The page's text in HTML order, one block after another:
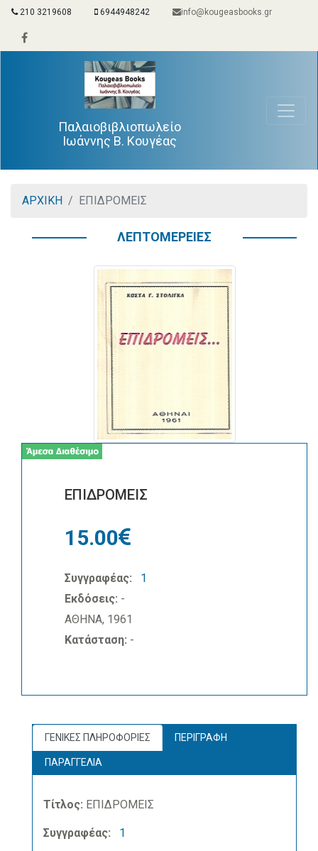
210 3219608 6944948242 info@kougeasbooks.gr
Παλαιοβιβλιοπωλείο
Ιωάννης Β. Κουγέας
ΑΡΧΙΚΗ ΕΠΙΔΡΟΜΕΙΣ
ΛΕΠΤΟΜΕΡΕΙΕΣ
ΕΠΙΔΡΟΜΕΙΣ
15.00
Συγγραφέας:
1
Εκδόσεις: -
ΑΘΗΝΑ, 1961
Κατάσταση: -
ΓΕΝΙΚΕΣ ΠΛΗΡΟΦΟΡΙΕΣ ΠΕΡΙΓΡΑΦΗ
ΠΑΡΑΓΓΕΛΙΑ
Τίτλος: ΕΠΙΔΡΟΜΕΙΣ
Συγγραφέας: 1